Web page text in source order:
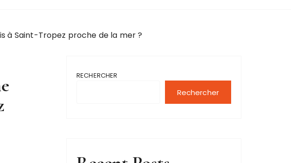
à Saint-Tropez proche de la mer ?
RECHERCHER
Rechercher